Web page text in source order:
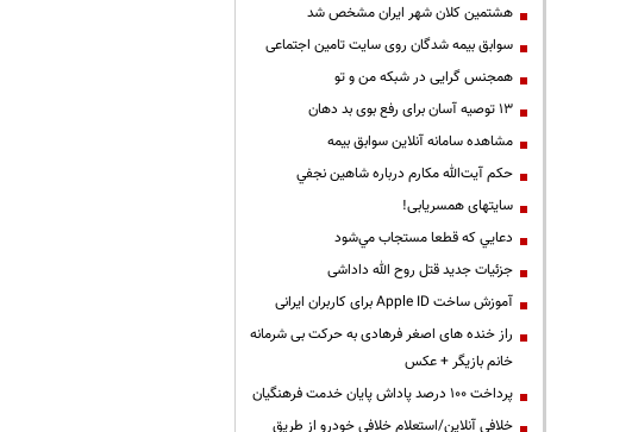
هشتمین کلان شهر ایران مشخص شد
سوابق بیمه شدگان روی سایت تامین اجتماعی
همجنس گرایی در شبکه من و تو
13 توصیه آسان برای رفع بوی بد دهان
مشاهده سامانه آنلاين سوابق بیمه
حكم آيت‌الله مكارم درباره شاهين نجفي
سایتهای همسریابی!
دعايي كه قطعا مستجاب مي‌شود
جزئیات جدید قتل روح الله داداشی
آموزش ساخت Apple ID برای کاربران ایرانی
راز خنده های اصغر فرهادی به حرکت بی شرمانه
خانم بازیگر + عکس
پرداخت ۱۰۰ درصد پاداش پایان خدمت فرهنگیان
خلافی آنلاین/استعلام خلافی خودرو از طریق